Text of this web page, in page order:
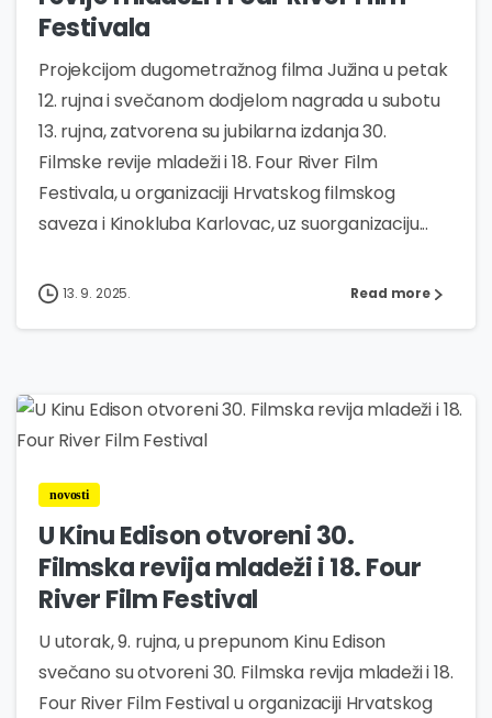
Festivala
Projekcijom dugometražnog filma Južina u petak
12. rujna i svečanom dodjelom nagrada u subotu
13. rujna, zatvorena su jubilarna izdanja 30.
Filmske revije mladeži i 18. Four River Film
Festivala, u organizaciji Hrvatskog filmskog
saveza i Kinokluba Karlovac, uz suorganizaciju...
13. 9. 2025. Read more
1
novosti
U Kinu Edison otvoreni 30.
Filmska revija mladeži i 18. Four
River Film Festival
U utorak, 9. rujna, u prepunom Kinu Edison
svečano su otvoreni 30. Filmska revija mladeži i 18.
Four River Film Festival u organizaciji Hrvatskog